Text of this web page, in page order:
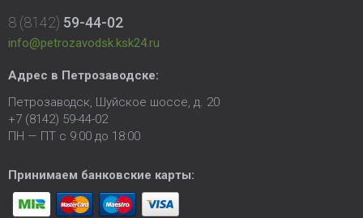
8 (8142) 59-44-02
info@petrozavodsk.ksk24.ru
Адрес в Петрозаводске:
Петрозаводск, Шуйское шоссе, д. 20
+7 (8142) 59-44-02
ПН — ПТ с 9:00 до 18:00
Принимаем банковские карты: